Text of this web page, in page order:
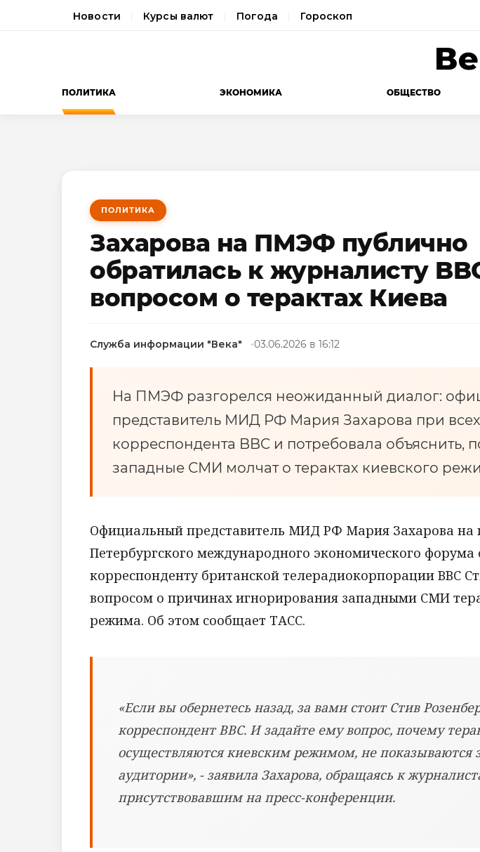
Новости Курсы валют Погода Гороскоп
ПОЛИТИКА ЭКОНОМИКА ОБЩЕСТВО
ПОЛИТИКА
Захарова на ПМЭФ публично
обратилась к журналисту
вопросом о терактах Киева
Служба информации "Века" 03.06.2026 в 16:12
На ПМЭФ разгорелся неожиданный диалог:
представитель МИД РФ Мария Захарова при всех
корреспондента BBC и потребовала объяснить,
западные СМИ молчат о терактах киевского
Официальный представитель МИД РФ Мария Захарова на
Петербургского международного экономического форума
корреспонденту британской телерадиокорпорации BBC
вопросом о причинах игнорирования западными СМИ
режима. Об этом сообщает ТАСС.
«Если вы обернетесь назад, за вами стоит Стив
корреспондент BBC. И задайте ему вопрос, почему
осуществляются киевским режимом, не показываются
аудитории», - заявила Захарова, обращаясь к
присутствовавшим на пресс-конференции.